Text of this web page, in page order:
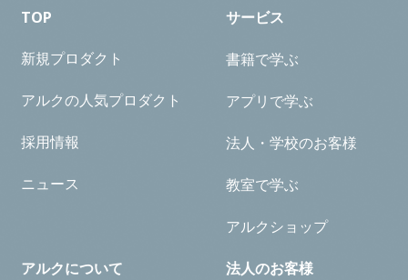
TOP
新規プロダクト
アルクの人気プロダクト
採用情報
ニュース
アルクについて
サービス
書籍で学ぶ
アプリで学ぶ
法人・学校のお客様
教室で学ぶ
アルクショップ
法人のお客様